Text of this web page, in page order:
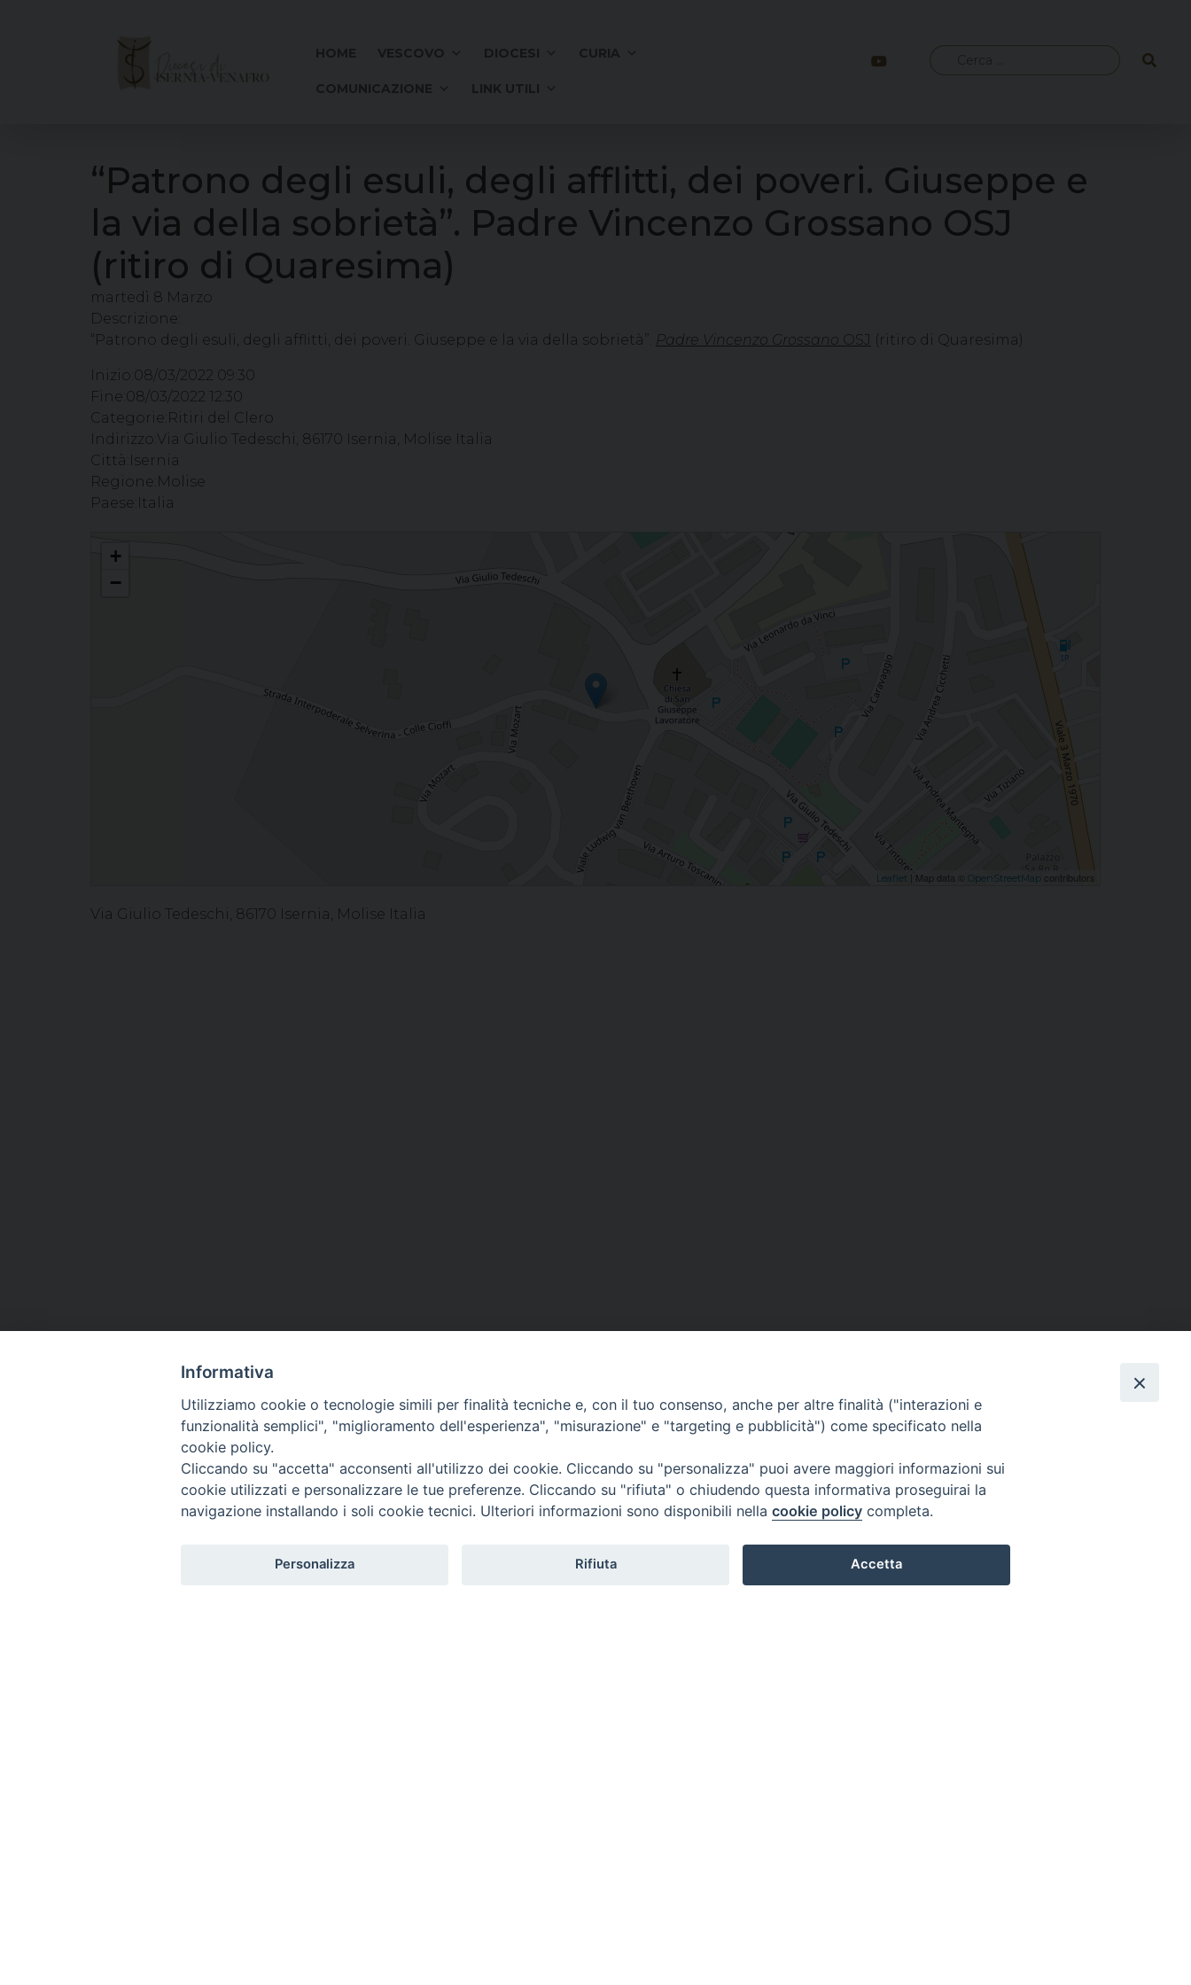
per:
“Patrono degli esuli, degli afflitti, dei poveri. Giuseppe e
la via della sobrietà”. Padre Vincenzo Grossano OSJ
(ritiro di Quaresima)
martedì 8 Marzo
Descrizione:
“Patrono degli esuli, degli afflitti, dei poveri. Giuseppe e la via della sobrietà”. Padre Vincenzo Grossano OSJ (ritiro di Quaresima)
Inizio: 08/03/2022 09:30
Fine: 08/03/2022 12:30
Categorie: Ritiri del Clero
Indirizzo: Via Giulio Tedeschi, 86170 Isernia, Molise Italia
Città: Isernia
Regione: Molise
Paese: Italia
+
−
Leaflet | Map data © OpenStreetMap contributors
Via Giulio Tedeschi, 86170 Isernia, Molise Italia
Informativa
Utilizziamo cookie o tecnologie simili per finalità tecniche e, con il tuo consenso, anche per altre finalità ("interazioni e
funzionalità semplici", "miglioramento dell'esperienza", "misurazione" e "targeting e pubblicità") come specificato nella
cookie policy.
Cliccando su "accetta" acconsenti all'utilizzo dei cookie. Cliccando su "personalizza" puoi avere maggiori informazioni sui
cookie utilizzati e personalizzare le tue preferenze. Cliccando su "rifiuta" o chiudendo questa informativa proseguirai la
navigazione installando i soli cookie tecnici. Ulteriori informazioni sono disponibili nella cookie policy completa.
Personalizza Rifiuta Accetta